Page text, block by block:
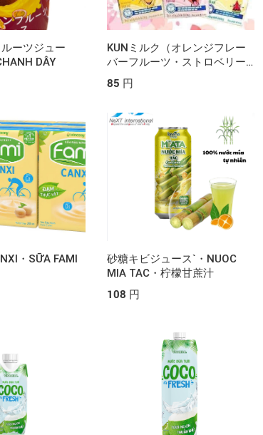
ーツジュー
DÂY
KUNミルク（オレンジフレー
バーフルーツ・ストロベリー
フレーバーフルーツ・トロピ
カルフルーツ）・SỮA KUN
CÂY）
85 円
・SỮA FAMI
砂糖キビジュース`・NUOC
MIA TAC・柠檬甘蔗汁
108 円